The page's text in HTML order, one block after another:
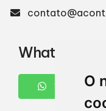
O
WhatsApp
WHATSAPP